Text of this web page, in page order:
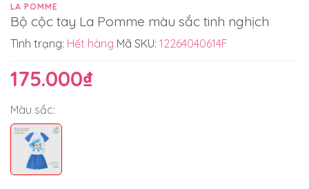
LA POMME
Bộ cộc tay La Pomme màu sắc tinh nghịch
Tình trạng: Hết hàng Mã SKU: 12264040614F
175.000₫
Màu sắc: